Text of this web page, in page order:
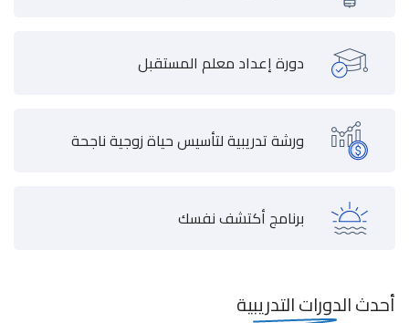
دورة إعداد معلم المستقبل
ورشة تدريبية لتأسيس حياة زوجية ناجحة
برنامج أكتشف نفسك
أحدثالدورات التدريبية